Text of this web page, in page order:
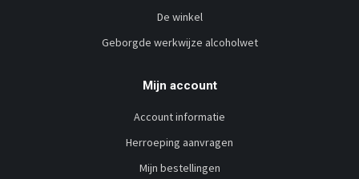
De winkel
Geborgde werkwijze alcoholwet
Mijn account
Account informatie
Herroeping aanvragen
Mijn bestellingen